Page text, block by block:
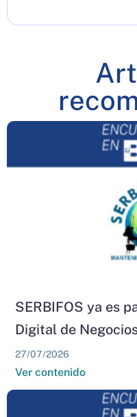
SERBIFOS ya es
Digital de
27/07/2026
Ver contenido